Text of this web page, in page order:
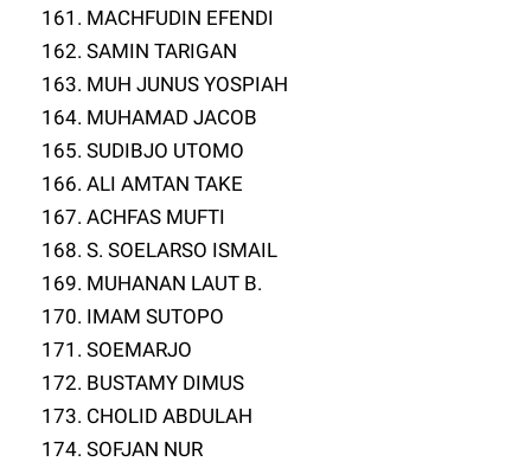
161. MACHFUDIN EFENDI
162. SAMIN TARIGAN
163. MUH JUNUS YOSPIAH
164. MUHAMAD JACOB
165. SUDIBJO UTOMO
166. ALI AMTAN TAKE
167. ACHFAS MUFTI
168. S. SOELARSO ISMAIL
169. MUHANAN LAUT B.
170. IMAM SUTOPO
171. SOEMARJO
172. BUSTAMY DIMUS
173. CHOLID ABDULAH
174. SOFJAN NUR